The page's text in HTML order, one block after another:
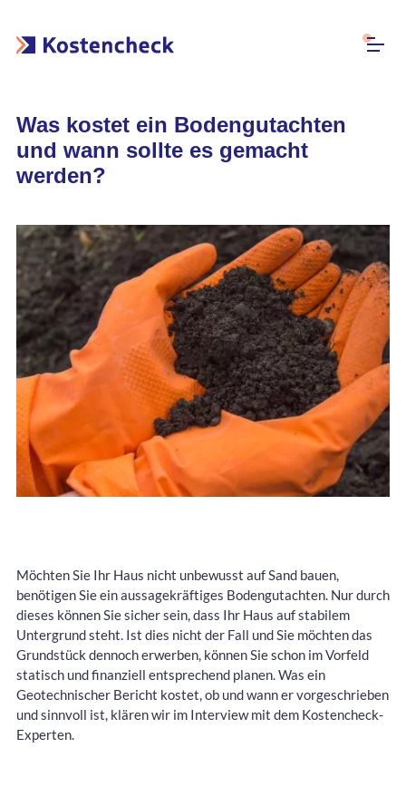
Was kostet ein Bodengutachten
und wann sollte es gemacht
werden?
Möchten Sie Ihr Haus nicht unbewusst auf Sand bauen,
benötigen Sie ein aussagekräftiges Bodengutachten. Nur durch
dieses können Sie sicher sein, dass Ihr Haus auf stabilem
Untergrund steht. Ist dies nicht der Fall und Sie möchten das
Grundstück dennoch erwerben, können Sie schon im Vorfeld
statisch und finanziell entsprechend planen. Was ein
Geotechnischer Bericht kostet, ob und wann er vorgeschrieben
und sinnvoll ist, klären wir im Interview mit dem Kostencheck-
Experten.